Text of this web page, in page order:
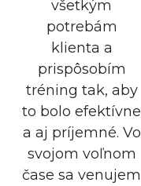
všetkým
potrebám
klienta a
prispôsobím
tréning tak, aby
to bolo efektívne
a aj príjemné. Vo
svojom voľnom
čase sa venujem